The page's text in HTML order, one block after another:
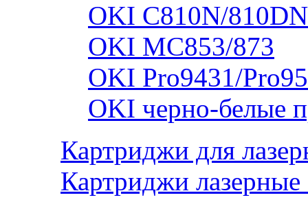
OKI C810N/
OKI MC853/873
OKI Pro9431/
OKI черно-белые
Картриджи для
Картриджи